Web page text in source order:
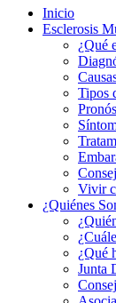
Inicio
Esclerosis
¿Qué
Tipos
Vivir
¿Quiénes
¿Qué
Junta